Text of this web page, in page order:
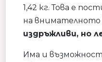
1,42 кг. Това е
на внимателното
издръжливи, но
Има и възможност